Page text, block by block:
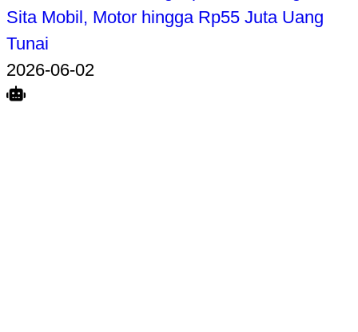
Sita Mobil, Motor hingga Rp55 Juta Uang
Tunai
2026-06-02